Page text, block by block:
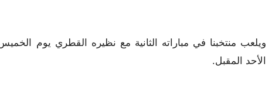
ويلعب منتخبنا في مباراته الثانية مع نظيره القطري يوم
الأحد المقبل.